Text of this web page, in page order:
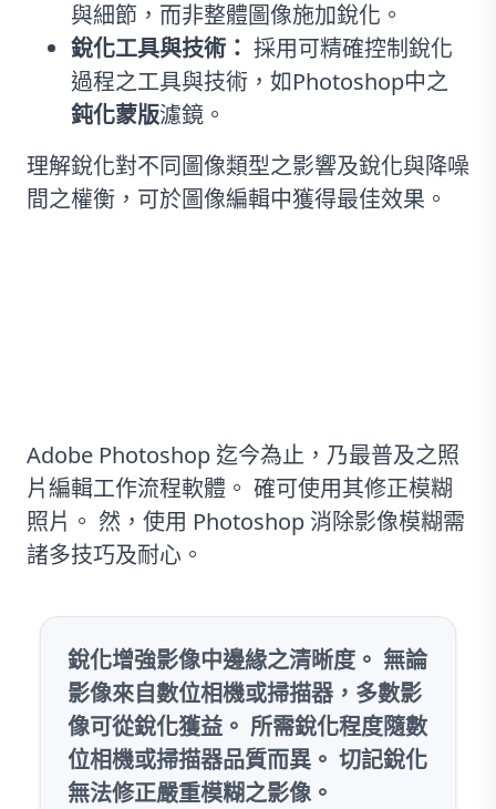
與細節，而非整體圖像施加銳化。
銳化工具與技術： 採用可精確控制銳化
過程之工具與技術，如Photoshop中之
鈍化蒙版濾鏡。
理解銳化對不同圖像類型之影響及銳化與降噪
間之權衡，可於圖像編輯中獲得最佳效果。
Adobe Photoshop 迄今為止，乃最普及之照
片編輯工作流程軟體。 確可使用其修正模糊
照片。 然，使用 Photoshop 消除影像模糊需
諸多技巧及耐心。
銳化增強影像中邊緣之清晰度。 無論
影像來自數位相機或掃描器，多數影
像可從銳化獲益。 所需銳化程度隨數
位相機或掃描器品質而異。 切記銳化
無法修正嚴重模糊之影像。